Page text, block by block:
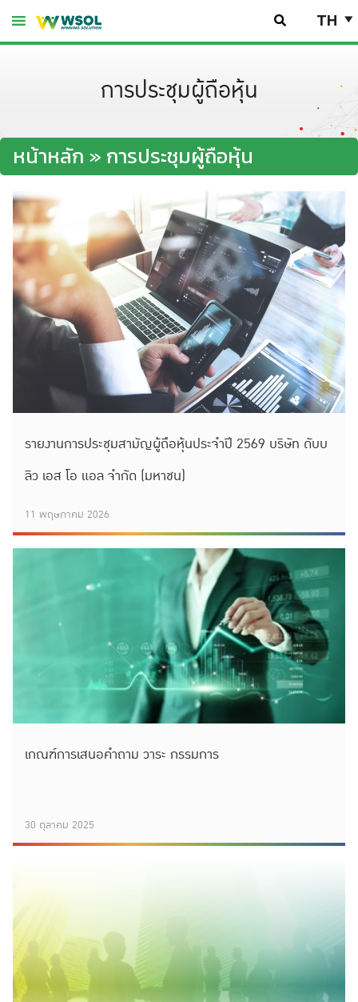
Skip
to
TH
การประชุมผู้ถือหุ้น
หน้าหลัก » การประชุมผู้ถือหุ้น
รายงานการประชุมสามัญผู้ถือหุ้นประจำปี 2569 บริษัท ดับบ
ลิว เอส โอ แอล จำกัด (มหาชน)
11 พฤษภาคม 2026
เกณฑ์การเสนอคำถาม วาระ กรรมการ
30 ตุลาคม 2025